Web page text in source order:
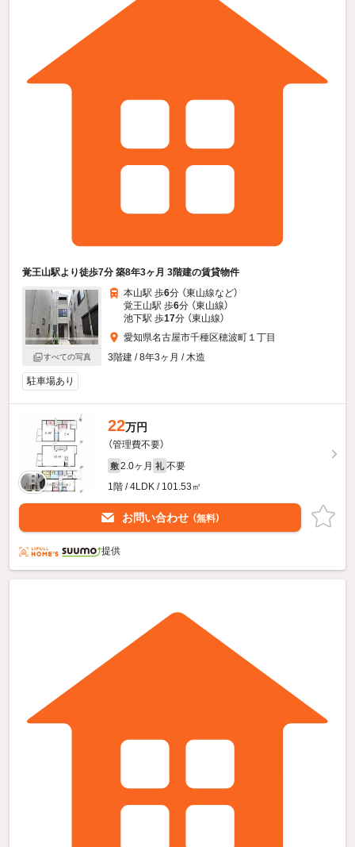
覚王山駅より徒歩7分 築8年3ヶ月 3階建の賃貸物件
すべての写真
本山駅 歩6分 （東山線など）
覚王山駅 歩6分 （東山線）
池下駅 歩17分 （東山線）
愛知県名古屋市千種区穂波町１丁目
3階建 / 8年3ヶ月 / 木造
駐車場あり
22万円
（管理費不要）
敷 2.0ヶ月 礼 不要
1階 / 4LDK / 101.53㎡
お問い合わせ （無料）
提供